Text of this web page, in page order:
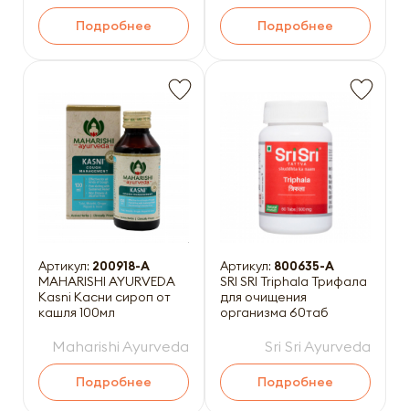
Подробнее Подробнее
Артикул: 200918-A
MAHARISHI AYURVEDA
Kasni Касни сироп от
кашля 100мл
Maharishi Ayurveda
Подробнее
Артикул: 800635-A
SRI SRI Triphala Трифала
для очищения
организма 60таб
Sri Sri Ayurveda
Подробнее